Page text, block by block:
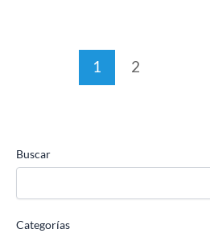
1 2
Buscar
Categorías